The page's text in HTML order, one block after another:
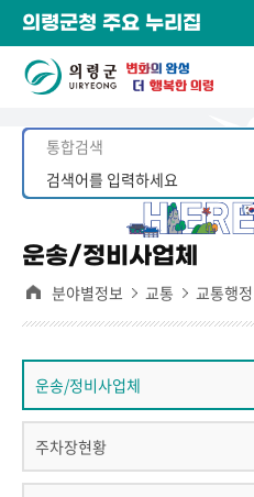
의령군청 주요 누리집
운송/정비사업체
분야별정보 교통 교통행정
운송/정비사업체
주차장현황